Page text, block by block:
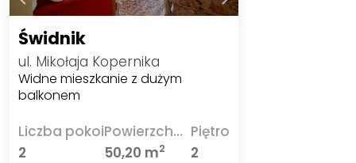
Świdnik
ul. Mikołaja Kopernika
Widne mieszkanie z dużym
balkonem
Liczba pokoi
2
Powierzchnia
50,20 m2
Piętro
2